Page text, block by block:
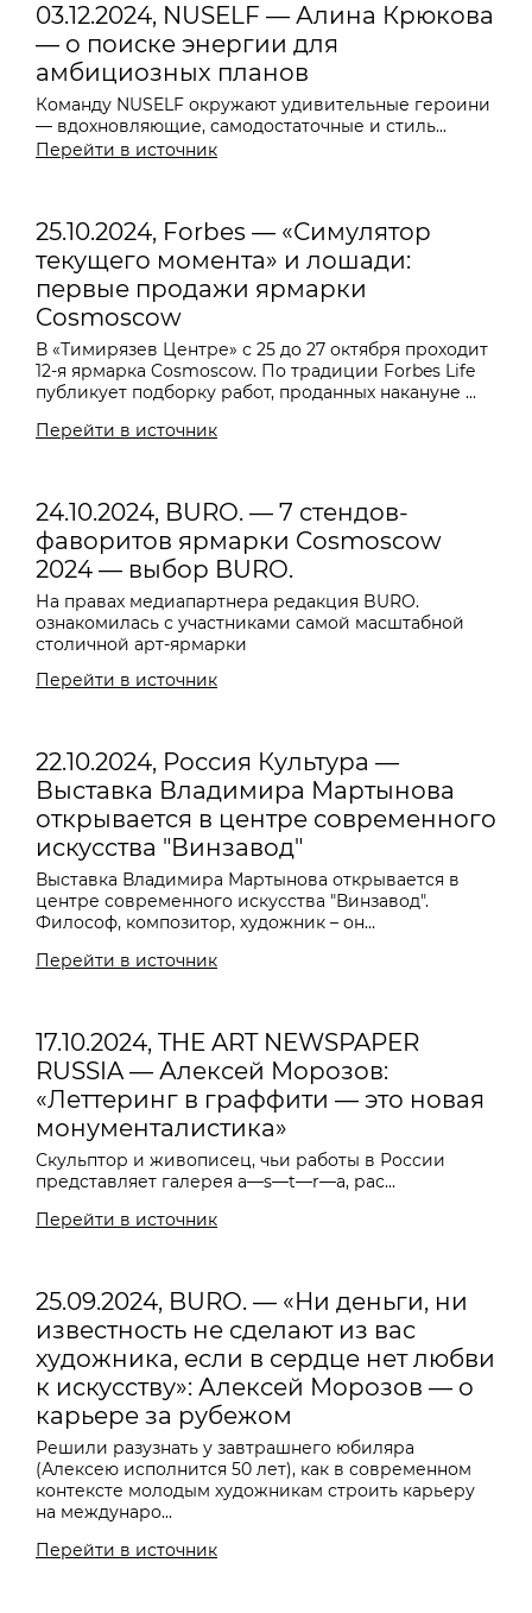
03.12.2024, NUSELF — Алина Крюкова
— о поиске энергии для
амбициозных планов
Команду NUSELF окружают удивительные героини
— вдохновляющие, самодостаточные и стиль...
Перейти в источник
25.10.2024, Forbes — «Симулятор
текущего момента» и лошади:
первые продажи ярмарки
Cosmoscow
В «Тимирязев Центре» с 25 до 27 октября проходит
12-я ярмарка Cosmoscow. По традиции Forbes Life
публикует подборку работ, проданных накануне ...
Перейти в источник
24.10.2024, BURO. — 7 стендов-
фаворитов ярмарки Cosmoscow
2024 — выбор BURO.
На правах медиапартнера редакция BURO.
ознакомилась с участниками самой масштабной
столичной арт-ярмарки
Перейти в источник
22.10.2024, Россия Культура —
Выставка Владимира Мартынова
открывается в центре современного
искусства "Винзавод"
Выставка Владимира Мартынова открывается в
центре современного искусства "Винзавод".
Философ, композитор, художник – он...
Перейти в источник
17.10.2024, THE ART NEWSPAPER
RUSSIA — Алексей Морозов:
«Леттеринг в граффити — это новая
монументалистика»
Скульптор и живописец, чьи работы в России
представляет галерея a—s—t—r—a, рас...
Перейти в источник
25.09.2024, BURO. — «Ни деньги, ни
известность не сделают из вас
художника, если в сердце нет любви
к искусству»: Алексей Морозов — о
карьере за рубежом
Решили разузнать у завтрашнего юбиляра
(Алексею исполнится 50 лет), как в современном
контексте молодым художникам строить карьеру
на междунаро...
Перейти в источник